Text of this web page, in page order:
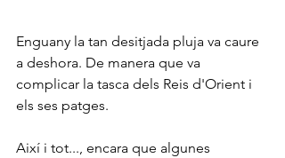
Enguany la tan desitjada pluja va caure
a deshora. De manera que va
complicar la tasca dels Reis d'Orient i
els ses patges.
Així i tot..., encara que algunes